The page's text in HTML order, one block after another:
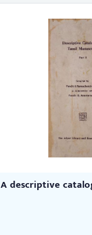
Catalogue of flims